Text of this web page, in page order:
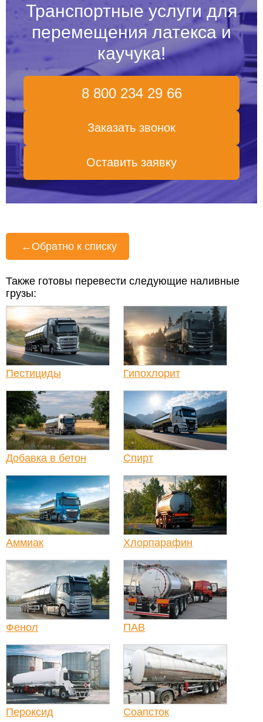
Транспортные услуги для
перемещения латекса и
каучука!
8 800 234 29 66
Заказать звонок
Оставить заявку
← Обратно к списку
Также готовы перевести следующие наливные
грузы:
Пестициды Гипохлорит
Добавка в бетон Спирт
Аммиак Хлорпарафин
Фенол ПАВ
Пероксид Соапсток